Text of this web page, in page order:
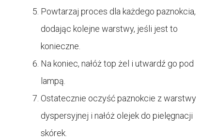
Powtarzaj proces dla każdego paznokcia,
dodając kolejne warstwy, jeśli jest to
konieczne.
Na koniec, nałóż top żel i utwardź go pod
lampą.
Ostatecznie oczyść paznokcie z warstwy
dyspersyjnej i nałóż olejek do pielęgnacji
skórek.